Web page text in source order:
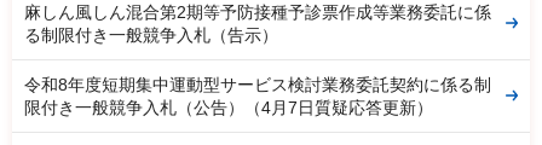
麻しん風しん混合第2期等予防接種予診票作成等業務委託に係
る制限付き一般競争入札（告示）
令和8年度短期集中運動型サービス検討業務委託契約に係る制
限付き一般競争入札（公告）（4月7日質疑応答更新）